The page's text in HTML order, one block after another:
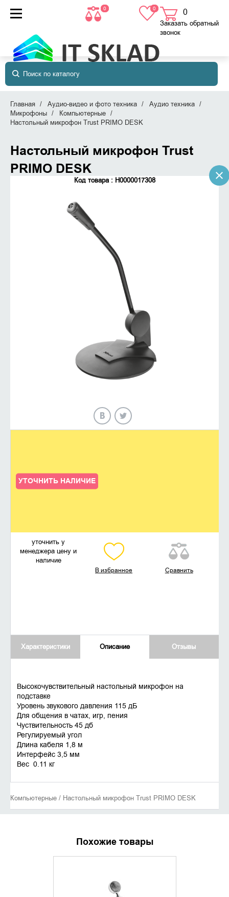
0 0 0
в корзине
Заказать обратный
звонок
Главная Аудио-видео и фото техника
Аудио техника
Микрофоны
Компьютерные
Настольный микрофон Trust PRIMO DESK
Настольный микрофон Trust
PRIMO DESK
Код товара : Н0000017308
УТОЧНИТЬ НАЛИЧИЕ
уточнить у
менеджера цену и
наличие
В избранное Сравнить
Характеристики Описание Отзывы
Высокочувствительный настольный микрофон на
подставке
Уровень звукового давления 115 дБ
Для общения в чатах, игр, пения
Чуствительность 45 дб
Регулируемый угол
Длина кабеля 1,8 м
Интерфейс 3,5 мм
Вес 0.11 кг
Компьютерные / Настольный микрофон Trust PRIMO DESK
Похожие товары
УТОЧНИТЬ НАЛИЧИЕ